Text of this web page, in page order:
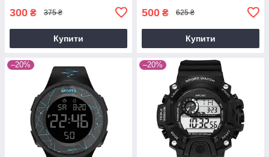
300 ₴ 375 ₴
Купити
500 ₴ 625 ₴
Купити
–20% –20%